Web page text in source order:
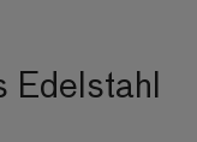
Edelstahl